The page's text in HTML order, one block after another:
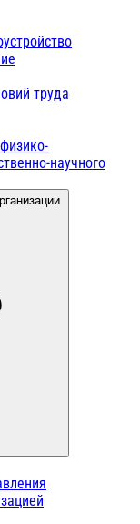
труда
научного